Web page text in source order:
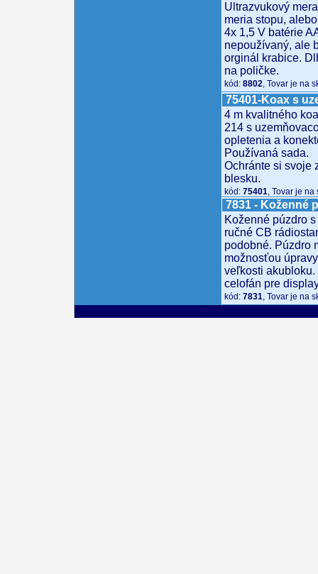
Ultrazvukový
meria stopu,
4x 1,5 V batérie
nepoužívaný, ale
orginál krabice.
na poličke.
kód: 8802, Tovar je na
75401-Koax s
4 m kvalitného
214 s
opletenia a
Používaná sada.
Ochránte si svoje
blesku.
kód: 75401, Tovar je na
7831 - Koženné
Koženné púzdro
ručné CB
podobné. Púzdro
možnosťou
veľkosti akubloku.
celofán pre
kód: 7831, Tovar je na